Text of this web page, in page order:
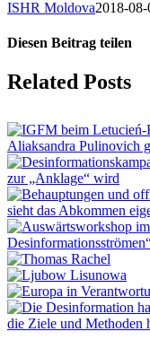
ISHR Moldova2018-
Diesen Beitrag teilen
Facebook
X
LinkedIn
Tumblr
Pinterest
Vk
Email
Related Posts